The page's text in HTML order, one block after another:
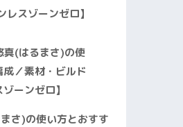
スゾーンゼロ】
さ)の使い方とおすす